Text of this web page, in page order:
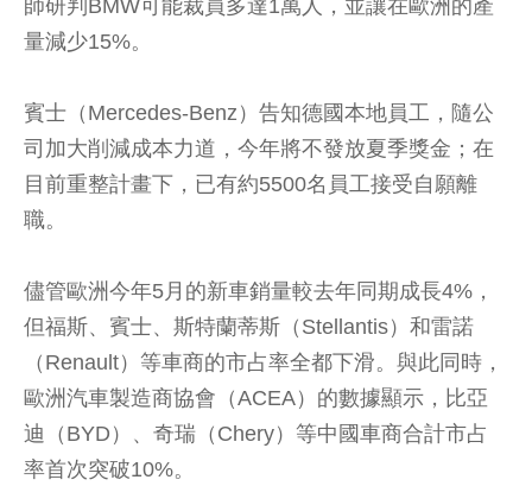
師研判BMW可能裁員多達1萬人，並讓在歐洲的產
量減少15%。
賓士（Mercedes-Benz）告知德國本地員工，隨公
司加大削減成本力道，今年將不發放夏季獎金；在
目前重整計畫下，已有約5500名員工接受自願離
職。
儘管歐洲今年5月的新車銷量較去年同期成長4%，
但福斯、賓士、斯特蘭蒂斯（Stellantis）和雷諾
（Renault）等車商的市占率全都下滑。與此同時，
歐洲汽車製造商協會（ACEA）的數據顯示，比亞
迪（BYD）、奇瑞（Chery）等中國車商合計市占
率首次突破10%。